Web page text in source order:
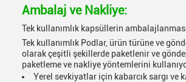
Ambalaj ve Nakliye:
Tek kullanımlık kapsüllerin
Tek kullanımlık Podlar, ürün türüne ve
olarak çeşitli şekillerde paketlenir ve
paketleme ve nakliye yöntemlerini
Yerel sevkiyatlar için kabarcık sargı ve